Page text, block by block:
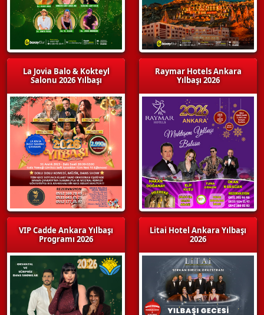
La Jovia Balo & Kokteyl
Salonu 2026 Yılbaşı
VIP Cadde Ankara Yılbaşı
Programı 2026
Raymar Hotels Ankara
Yılbaşı 2026
Litai Hotel Ankara Yılbaşı
2026